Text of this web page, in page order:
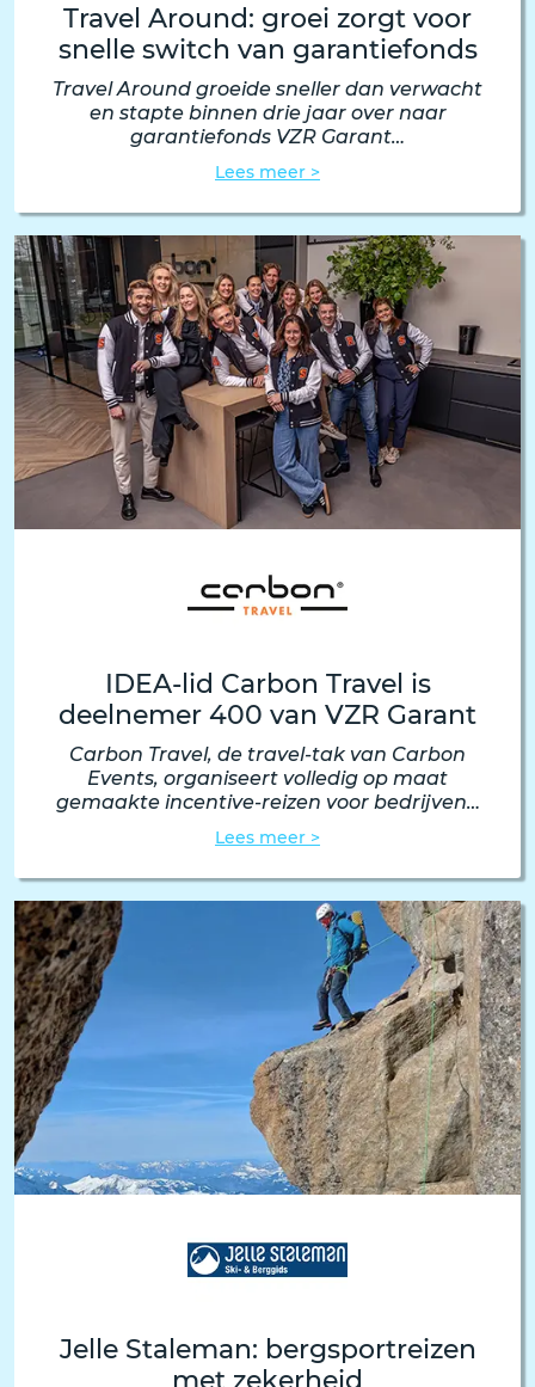
Travel Around: groei zorgt voor
snelle switch van garantiefonds
Travel Around groeide sneller dan verwacht
en stapte binnen drie jaar over naar
garantiefonds VZR Garant…
Lees meer >
IDEA-lid Carbon Travel is
deelnemer 400 van VZR Garant
Carbon Travel, de travel-tak van Carbon
Events, organiseert volledig op maat
gemaakte incentive-reizen voor bedrijven…
Lees meer >
Jelle Staleman: bergsportreizen